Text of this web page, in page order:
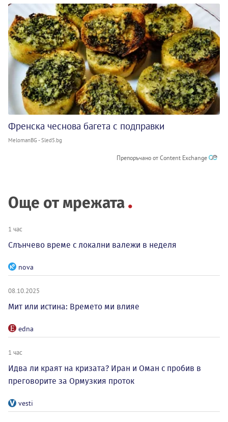
Френска чеснова багета с подправки
MelomanBG - Sled5.bg
Препоръчано от Content Exchange
Още от мрежата
1 час
Слънчево време с локални валежи в неделя
nova
08.10.2025
Мит или истина: Времето ми влияе
edna
1 час
Идва ли краят на кризата? Иран и Оман с пробив в
преговорите за Ормузкия проток
vesti